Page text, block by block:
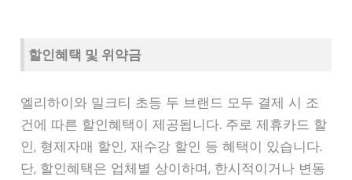
할인혜택 및 위약금
엘리하이와 밀크티 초등 두 브랜드 모두 결제 시 조
건에 따른 할인혜택이 제공됩니다. 주로 제휴카드 할
인, 형제자매 할인, 재수강 할인 등 혜택이 있습니다.
단, 할인혜택은 업체별 상이하며, 한시적이거나 변동